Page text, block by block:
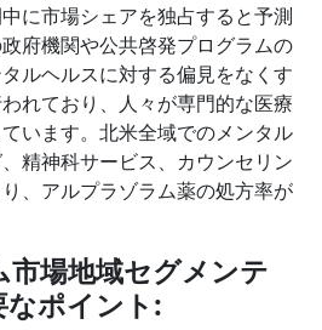
に市場シェアを独占すると予測
府機関や公共啓発プログラムの
ルヘルスに対する偏見をなくす
れており、人々が専門的な医療
います。北米全域でのメンタル
精神科サービス、カウンセリン
、アルプラゾラム薬の処方率が
市場地域セグメンテ
ポイント: